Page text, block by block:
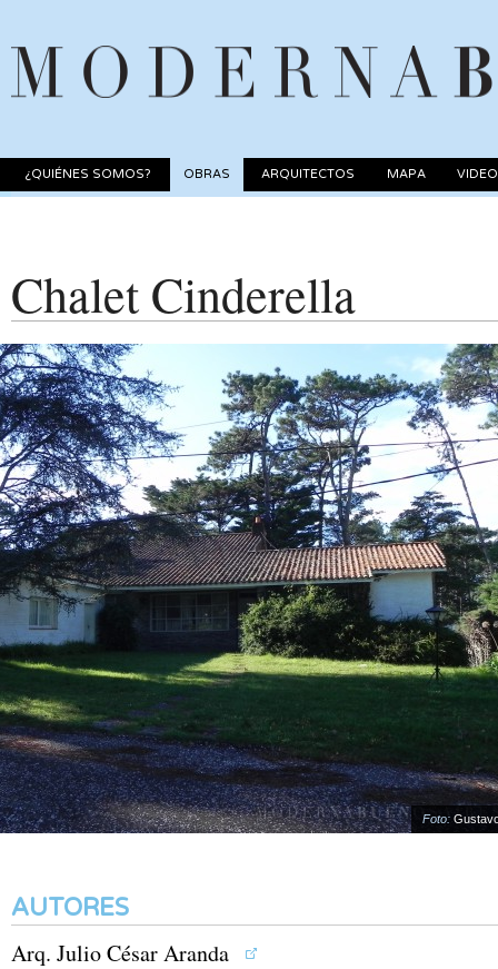
¿QUIÉNES SOMOS? OBRAS ARQUITECTOS MAPA
Chalet Cinderella
Foto:Gustavo
AUTORES
Arq. Julio César Aranda